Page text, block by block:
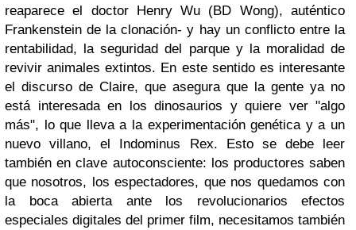
reaparece el doctor Henry Wu (BD Wong), auténtico
Frankenstein de la clonación-y hay un conflicto entre la
rentabilidad, la seguridad del parque y la moralidad de
revivir animales extintos. En este sentido es interesante
el discurso de Claire, que asegura que la gente ya no
está interesada en los dinosaurios y quiere ver "algo
más", lo que lleva a la experimentación genética y a un
nuevo villano, el Indominus Rex. Esto se debe leer
también en clave autoconsciente: los productores saben
que nosotros, los espectadores, que nos quedamos con
la boca abierta ante los revolucionarios efectos
especiales digitales del primer film, necesitamos también